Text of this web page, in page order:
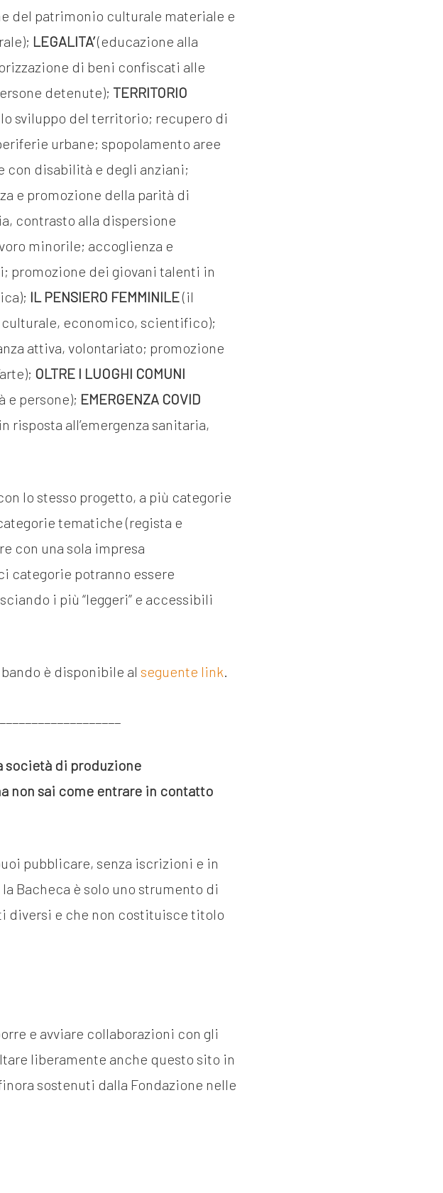
del patrimonio culturale materiale e
LEGALITA’(educazione alla
di beni confiscati alle
detenute); TERRITORIO
sviluppo del territorio; recupero di
urbane; spopolamento aree
con disabilità e degli anziani;
e promozione della parità di
contrasto alla dispersione
minorile; accoglienza e
promozione dei giovani talenti in
IL PENSIERO FEMMINILE(il
economico, scientifico);
attiva, volontariato; promozione
OLTRE I LUOGHI COMUNI
e persone); EMERGENZA COVID
all’emergenza sanitaria,
lo stesso progetto, a più categorie
tematiche (regista e
con una sola impresa
categorie potranno essere
i più “leggeri” e accessibili
è disponibile al seguente link.
società di produzione
non sai come entrare in contatto
pubblicare, senza iscrizioni e in
Bacheca è solo uno strumento di
diversi e che non costituisce titolo
e avviare collaborazioni con gli
liberamente anche questo sito in
sostenuti dalla Fondazione nelle